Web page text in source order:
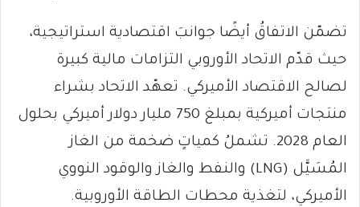
تضمّن الاتفاقُ أيضًا جوانبَ اقتصادية استراتيجية،
حيث قدّم الاتحاد الأوروبي التزامات مالية كبيرة
لصالح الاقتصاد الأميركي. تعهّد الاتحاد بشراء
منتجات أميركية بمبلغ 750 مليار دولار أميركي بحلول
العام 2028. تشملُ كمياتٍ ضخمة من الغاز
المُسَيَّل (LNG) والنفط والغاز والوقود النووي
الأميركي، لتغذية محطات الطاقة الأوروبية.